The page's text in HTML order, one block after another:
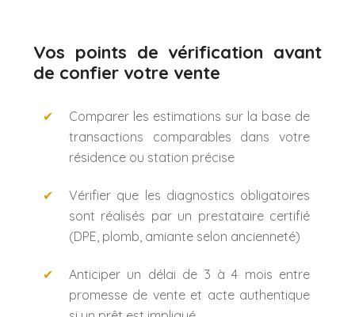
Vos points de vérification avant
de confier votre vente
Comparer les estimations sur la base de
transactions comparables dans votre
résidence ou station précise
Vérifier que les diagnostics obligatoires
sont réalisés par un prestataire certifié
(DPE, plomb, amiante selon ancienneté)
Anticiper un délai de 3 à 4 mois entre
promesse de vente et acte authentique